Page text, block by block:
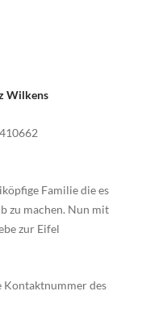
Wilkens
410662
Familie die es
zu machen. Nun mit
zur Eifel
Kontaktnummer des